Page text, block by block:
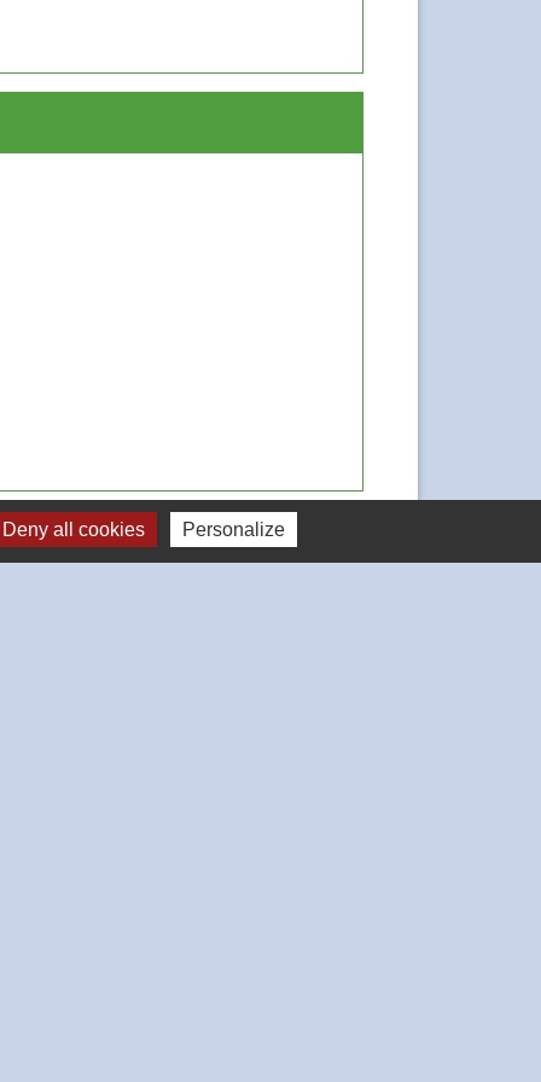
Signaler une erreur sur cette page
Deny all cookies Personalize